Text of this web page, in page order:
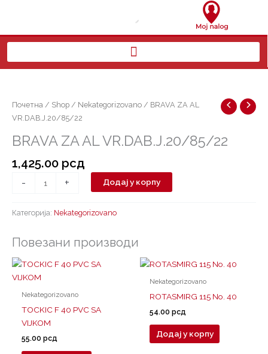
Почетна / Shop / Nekategorizovano / BRAVA ZA AL
VR.DAB.J.20/85/22
BRAVA ZA AL VR.DAB.J.20/85/22
1,425.00 рсд
-
AL
VR.DAB.J.20/85/22
+ Додај у корпу
Категорија: Nekategorizovano
Повезани производи
Nekategorizovano
TOCKIC F 40 PVC SA
VIJKOM
55.00рсд
Nekategorizovano
ROTASMIRG 115 No. 40
54.00рсд
Додај у корпу